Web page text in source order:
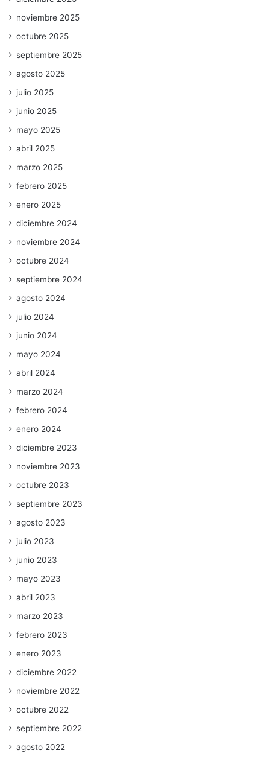
noviembre 2025
octubre 2025
septiembre 2025
agosto 2025
julio 2025
junio 2025
mayo 2025
abril 2025
marzo 2025
febrero 2025
enero 2025
diciembre 2024
noviembre 2024
octubre 2024
septiembre 2024
agosto 2024
julio 2024
junio 2024
mayo 2024
abril 2024
marzo 2024
febrero 2024
enero 2024
diciembre 2023
noviembre 2023
octubre 2023
septiembre 2023
agosto 2023
julio 2023
junio 2023
mayo 2023
abril 2023
marzo 2023
febrero 2023
enero 2023
diciembre 2022
noviembre 2022
octubre 2022
septiembre 2022
agosto 2022